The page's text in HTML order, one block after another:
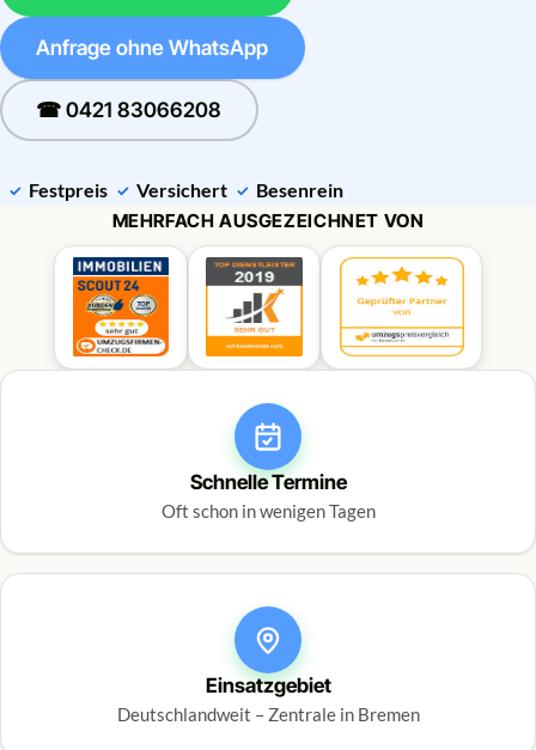
Anfrage ohne WhatsApp
☎ 0421 83066208
Festpreis Versichert Besenrein
MEHRFACH AUSGEZEICHNET VON
Schnelle Termine
Oft schon in wenigen Tagen
Einsatzgebiet
Deutschlandweit – Zentrale in Bremen